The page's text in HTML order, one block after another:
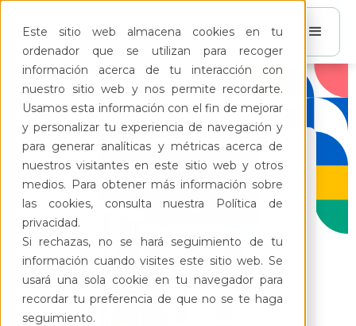
Este sitio web almacena cookies en tu
ordenador que se utilizan para recoger
información acerca de tu interacción con
nuestro sitio web y nos permite recordarte.
Usamos esta información con el fin de mejorar
y personalizar tu experiencia de navegación y
para generar analíticas y métricas acerca de
nuestros visitantes en este sitio web y otros
medios. Para obtener más información sobre
las cookies, consulta nuestra Política de
privacidad.
Si rechazas, no se hará seguimiento de tu
información cuando visites este sitio web. Se
usará una sola cookie en tu navegador para
recordar tu preferencia de que no se te haga
seguimiento.